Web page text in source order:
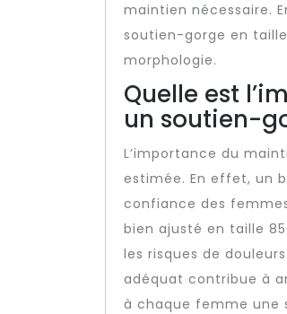
maintien nécessaire.
soutien-gorge en
morphologie.
Quelle est
un soutien-
L’importance du
estimée. En effet, un
confiance des
bien ajusté en taille
les risques de
adéquat contribue à
à chaque femme une